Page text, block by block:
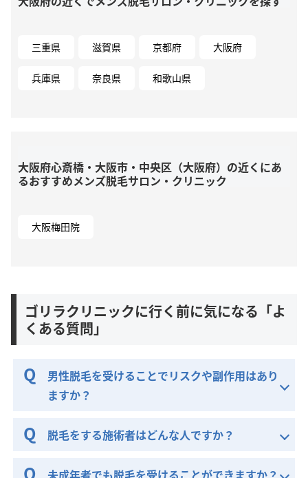
三重県 滋賀県 京都府 大阪府
兵庫県 奈良県 和歌山県
大阪府心斎橋・大阪市・中央区（大阪府）の近くにあ
るおすすめメンズ脱毛サロン・クリニック
大阪梅田院
ゴリラクリニックに行く前に気になる「よ
くある質問」
男性脱毛を受けることでリスクや副作用はあり
ますか？
脱毛をする施術者はどんな人ですか？
未成年者でも脱毛を受けることができますか？